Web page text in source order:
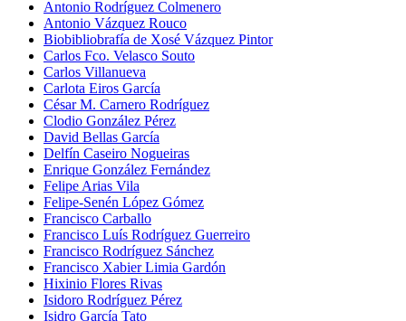
Antonio Rodríguez Colmenero
Antonio Vázquez Rouco
Biobibliobrafía de Xosé Vázquez Pintor
Carlos Fco. Velasco Souto
Carlos Villanueva
Carlota Eiros García
César M. Carnero Rodríguez
Clodio González Pérez
David Bellas García
Delfín Caseiro Nogueiras
Enrique González Fernández
Felipe Arias Vila
Felipe-Senén López Gómez
Francisco Carballo
Francisco Luís Rodríguez Guerreiro
Francisco Rodríguez Sánchez
Francisco Xabier Limia Gardón
Hixinio Flores Rivas
Isidoro Rodríguez Pérez
Isidro García Tato